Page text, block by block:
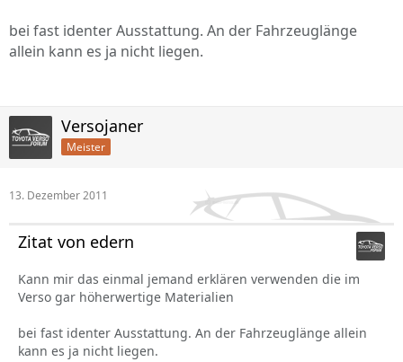
bei fast identer Ausstattung. An der Fahrzeuglänge
allein kann es ja nicht liegen.
Versojaner
Meister
13. Dezember 2011
Zitat von edern
Kann mir das einmal jemand erklären verwenden die im
Verso gar höherwertige Materialien
bei fast identer Ausstattung. An der Fahrzeuglänge allein
kann es ja nicht liegen.